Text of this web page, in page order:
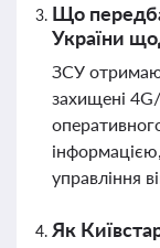
Що
України
ЗСУ
захищені
управління
Як